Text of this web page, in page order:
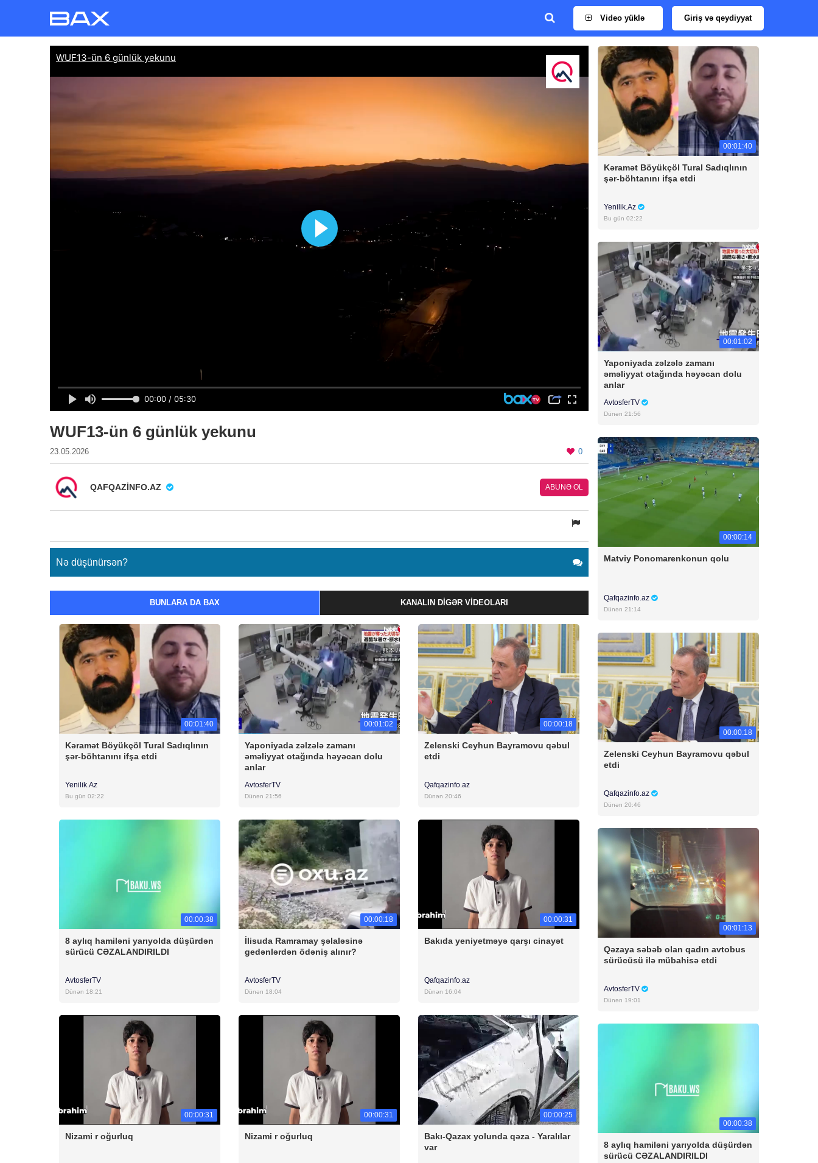
Video yüklə Giriş və qeydiyyat
WUF13-ün 6 günlük yekunu
23.05.2026 0
QAFQAZINFO.AZ ABUNƏ OL
Nə düşünürsən?
BUNLARA DA BAX KANALIN DIGƏR VIDEOLARI
00:01:40
Kəramət Böyükçöl Tural Sadıqlının
şər-böhtanını ifşa etdi
Yenilik.Az
Bu gün 02:22
00:01:02
Yaponiyada zəlzələ zamanı
əməliyyat otağında həyəcan dolu
anlar
AvtosferTV
Dünən 21:56
00:00:18
Zelenski Ceyhun Bayramovu qəbul
etdi
Qafqazinfo.az
Dünən 20:46
00:00:38
8 aylıq hamiləni yarıyolda düşürdən
sürücü CƏZALANDIRILDI
AvtosferTV
Dünən 18:21
00:00:18
İlisuda Ramramay şəlaləsinə
gedənlərdən ödəniş alınır?
AvtosferTV
Dünən 18:04
00:00:31
Bakıda yeniyetməyə qarşı cinayət
Qafqazinfo.az
Dünən 16:04
00:00:31
Nizami r oğurluq
00:00:31
Nizami r oğurluq
00:00:25
Bakı-Qazax yolunda qəza - Yaralılar
var
00:01:40
Kəramət Böyükçöl Tural Sadıqlının
şər-böhtanını ifşa etdi
Yenilik.Az
Bu gün 02:22
00:01:02
Yaponiyada zəlzələ zamanı
əməliyyat otağında həyəcan dolu
anlar
AvtosferTV
Dünən 21:56
00:00:14
Matviy Ponomarenkonun qolu
Qafqazinfo.az
Dünən 21:14
00:00:18
Zelenski Ceyhun Bayramovu qəbul
etdi
Qafqazinfo.az
Dünən 20:46
00:01:13
Qəzaya səbəb olan qadın avtobus
sürücüsü ilə mübahisə etdi
AvtosferTV
Dünən 19:01
00:00:38
8 aylıq hamiləni yarıyolda düşürdən
sürücü CƏZALANDIRILDI